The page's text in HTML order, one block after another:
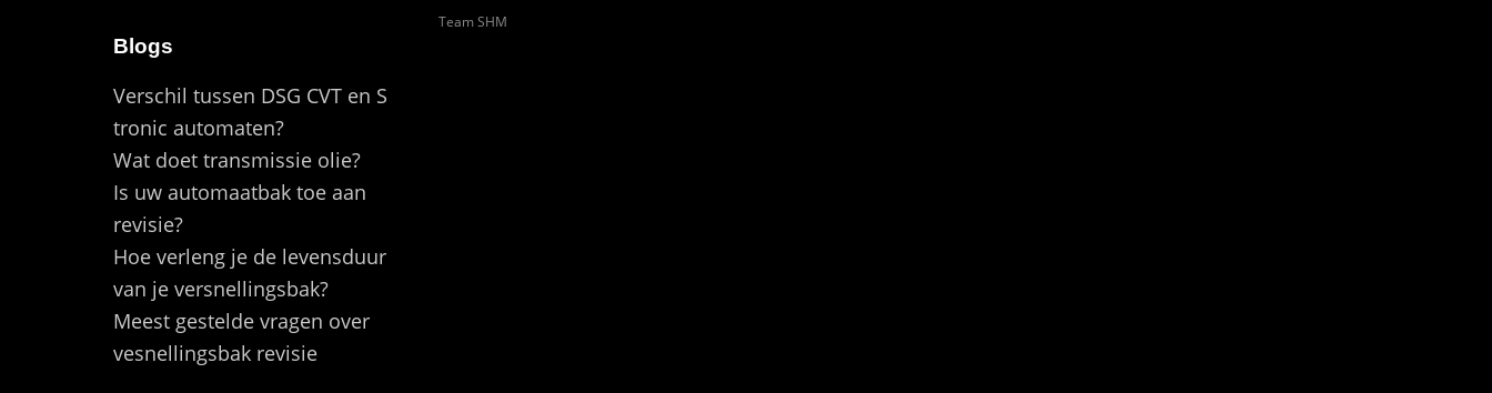
Blogs
Verschil tussen DSG CVT en S
tronic automaten?
Wat doet transmissie olie?
Is uw automaatbak toe aan
revisie?
Hoe verleng je de levensduur
van je versnellingsbak?
Meest gestelde vragen over
vesnellingsbak revisie
Team SHM